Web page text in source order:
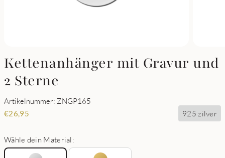
Kettenanhänger mit Gravur und
2 Sterne
Artikelnummer: ZNGP165
€26,95 925 zilver
Wähle dein Material: